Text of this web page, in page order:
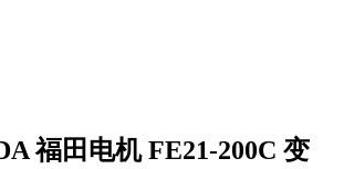
福田电机 FE21-200C 变